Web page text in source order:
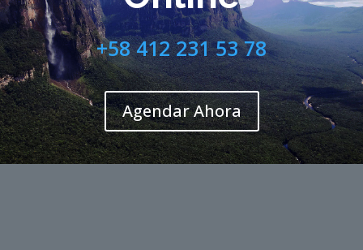
+58 412 231 53 78
Agendar Ahora